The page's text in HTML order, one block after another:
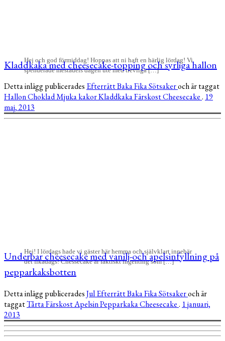
Hej och god förmiddag! Hoppas att ni haft en härlig lördag! Vi
spenderade mestadels dagen ute med trevliga […]
Kladdkaka med cheesecake-topping och syrliga hallon
Detta inlägg publicerades EfterrättBakaFikaSötsakeroch är taggat
HallonChokladMjuka kakorKladdkakaFärskostCheesecake. 19
maj, 2013
Hej! I lördags hade vi gäster här hemma och självklart innebär
det fikadags! Chessecake är faktiskt ingenting som […]
Underbar cheesecake med vanilj-och apelsinfyllning på
pepparkaksbotten
Detta inlägg publiceradesJulEfterrättBakaFikaSötsakeroch är
taggatTårtaFärskostApelsinPepparkakaCheesecake. 1 januari,
2013